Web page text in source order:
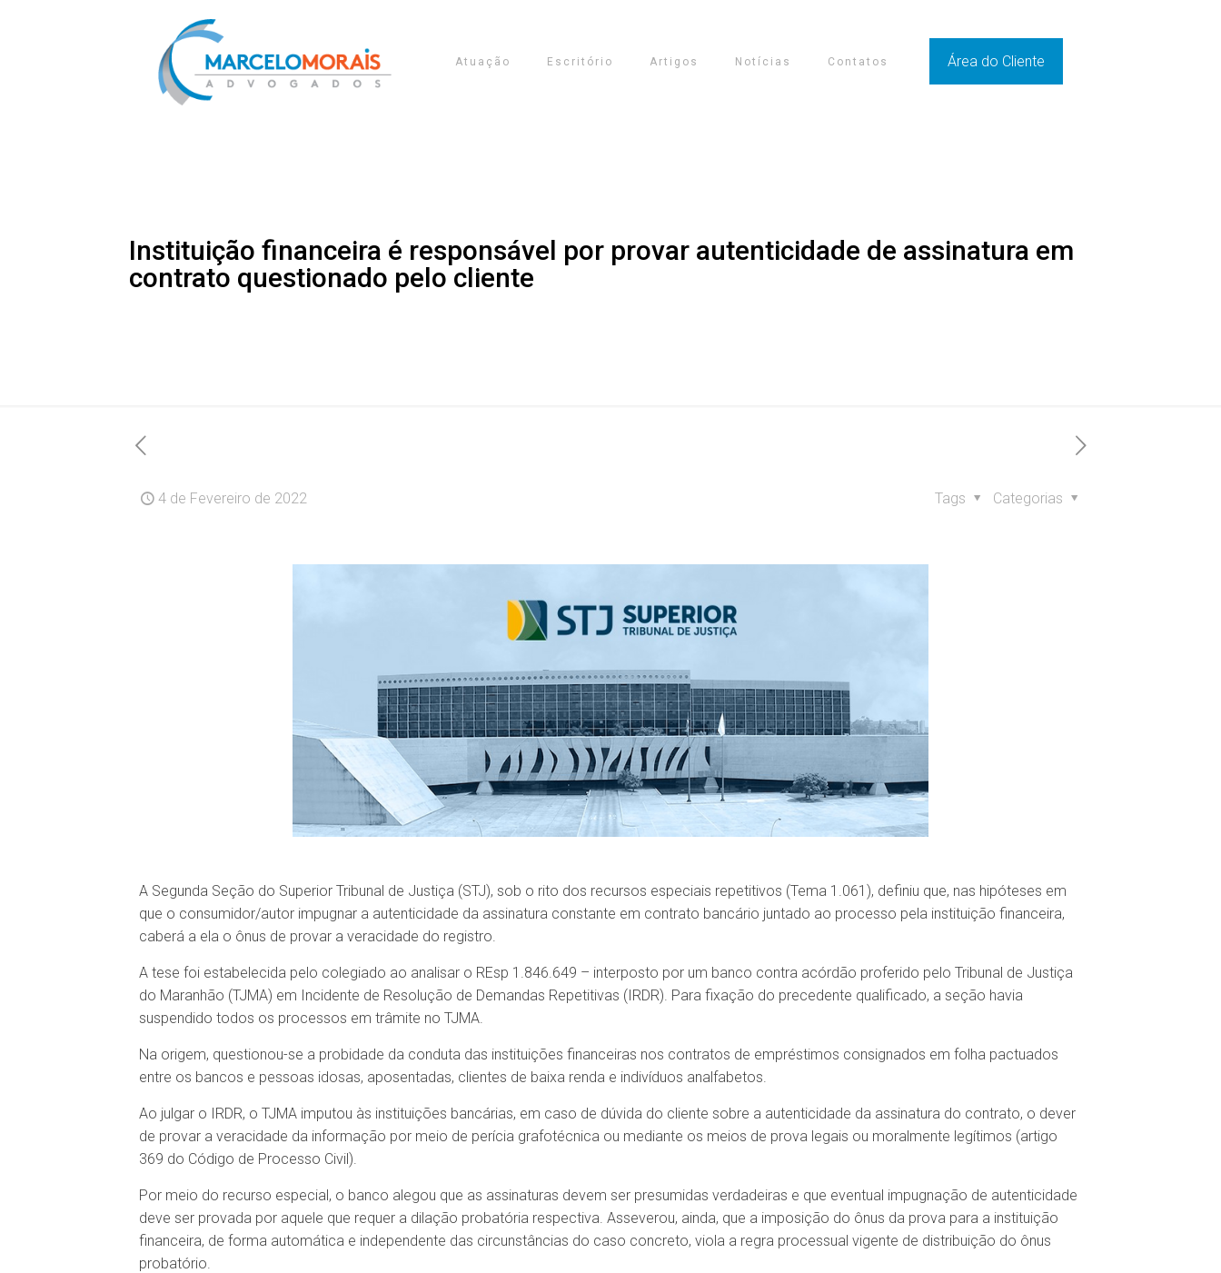
Atuação Escritório Artigos Notícias Contatos Área do Cliente
Instituição financeira é responsável por provar autenticidade de assinatura em
contrato questionado pelo cliente
4 de Fevereiro de 2022 Categorias
Tags
​A Segunda Seção do Superior Tribunal de Justiça (STJ), sob o rito dos recursos especiais repetitivos (Tema 1.061), definiu que, nas hipóteses em
que o consumidor/autor impugnar a autenticidade da assinatura constante em contrato bancário juntado ao processo pela instituição financeira,
caberá a ela o ônus de provar a veracidade do registro.
A tese foi estabelecida pelo colegiado ao analisar o REsp 1.846.649 – interposto por um banco contra acórdão proferido pelo Tribunal de Justiça
do Maranhão (TJMA) em Incidente de Resolução de Demandas Repetitivas (IRDR). Para fixação do precedente qualificado, a seção havia
suspendido todos os processos em trâmite no TJMA.
Na origem, questionou-se a probidade da conduta das instituições financeiras nos contratos de empréstimos consignados em folha pactuados
entre os bancos e pessoas idosas, aposentadas, clientes de baixa renda e indivíduos analfabetos.
Ao julgar o IRDR, o TJMA imputou às instituições bancárias, em caso de dúvida do cliente sobre a autenticidade da assinatura do contrato, o dever
de provar a veracidade da informação por meio de perícia grafotécnica ou mediante os meios de prova legais ou moralmente legítimos (artigo
369 do Código de Processo Civil).
Por meio do recurso especial, o banco alegou que as assinaturas devem ser presumidas verdadeiras e que eventual impugnação de autenticidade
deve ser provada por aquele que requer a dilação probatória respectiva. Asseverou, ainda, que a imposição do ônus da prova para a instituição
financeira, de forma automática e independente das circunstâncias do caso concreto, viola a regra processual vigente de distribuição do ônus
probatório.